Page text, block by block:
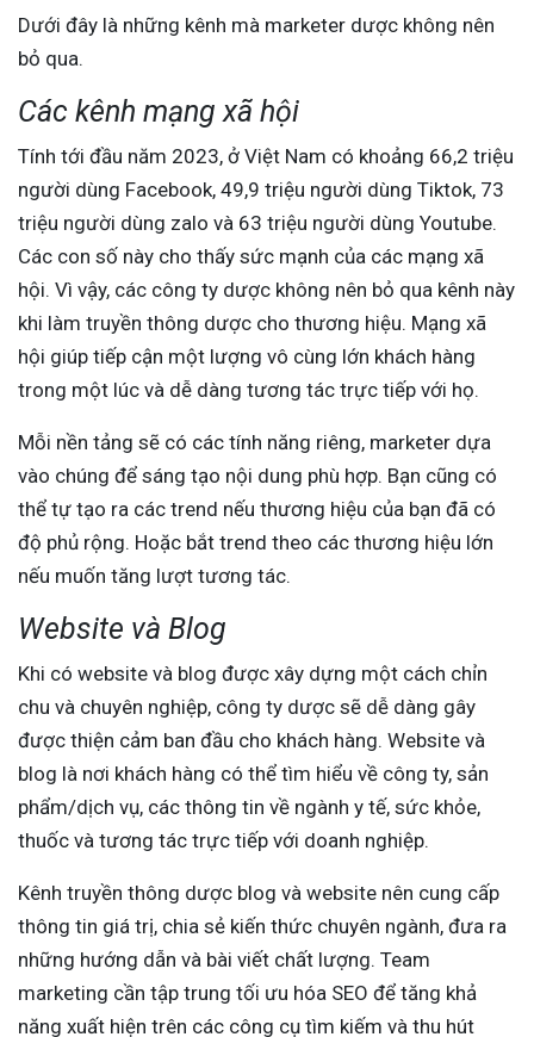
Dưới đây là những kênh mà marketer dược không nên
bỏ qua.
Các kênh mạng xã hội
Tính tới đầu năm 2023, ở Việt Nam có khoảng 66,2 triệu
người dùng Facebook, 49,9 triệu người dùng Tiktok, 73
triệu người dùng zalo và 63 triệu người dùng Youtube.
Các con số này cho thấy sức mạnh của các mạng xã
hội. Vì vậy, các công ty dược không nên bỏ qua kênh này
khi làm truyền thông dược cho thương hiệu. Mạng xã
hội giúp tiếp cận một lượng vô cùng lớn khách hàng
trong một lúc và dễ dàng tương tác trực tiếp với họ.
Mỗi nền tảng sẽ có các tính năng riêng, marketer dựa
vào chúng để sáng tạo nội dung phù hợp. Bạn cũng có
thể tự tạo ra các trend nếu thương hiệu của bạn đã có
độ phủ rộng. Hoặc bắt trend theo các thương hiệu lớn
nếu muốn tăng lượt tương tác.
Website và Blog
Khi có website và blog được xây dựng một cách chỉn
chu và chuyên nghiệp, công ty dược sẽ dễ dàng gây
được thiện cảm ban đầu cho khách hàng. Website và
blog là nơi khách hàng có thể tìm hiểu về công ty, sản
phẩm/dịch vụ, các thông tin về ngành y tế, sức khỏe,
thuốc và tương tác trực tiếp với doanh nghiệp.
Kênh truyền thông dược blog và website nên cung cấp
thông tin giá trị, chia sẻ kiến thức chuyên ngành, đưa ra
những hướng dẫn và bài viết chất lượng. Team
marketing cần tập trung tối ưu hóa SEO để tăng khả
năng xuất hiện trên các công cụ tìm kiếm và thu hút